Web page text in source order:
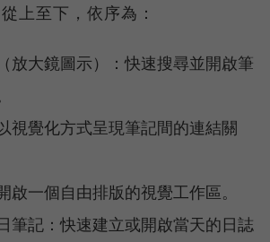
上至下，依序為：
放大鏡圖示）：快速搜尋並開啟筆
視覺化方式呈現筆記間的連結關
啟一個自由排版的視覺工作區。
筆記：快速建立或開啟當天的日誌